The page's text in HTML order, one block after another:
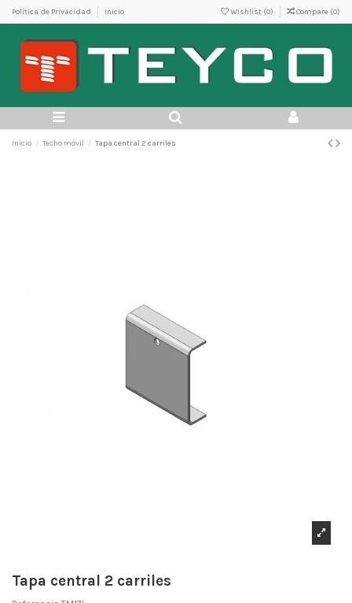
Política de Privacidad Inicio Wishlist (0) Compare (0)
Inicio Techo móvil Tapa central 2 carriles
Tapa central 2 carriles